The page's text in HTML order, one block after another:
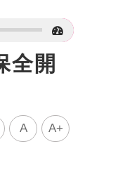
全開
A A+